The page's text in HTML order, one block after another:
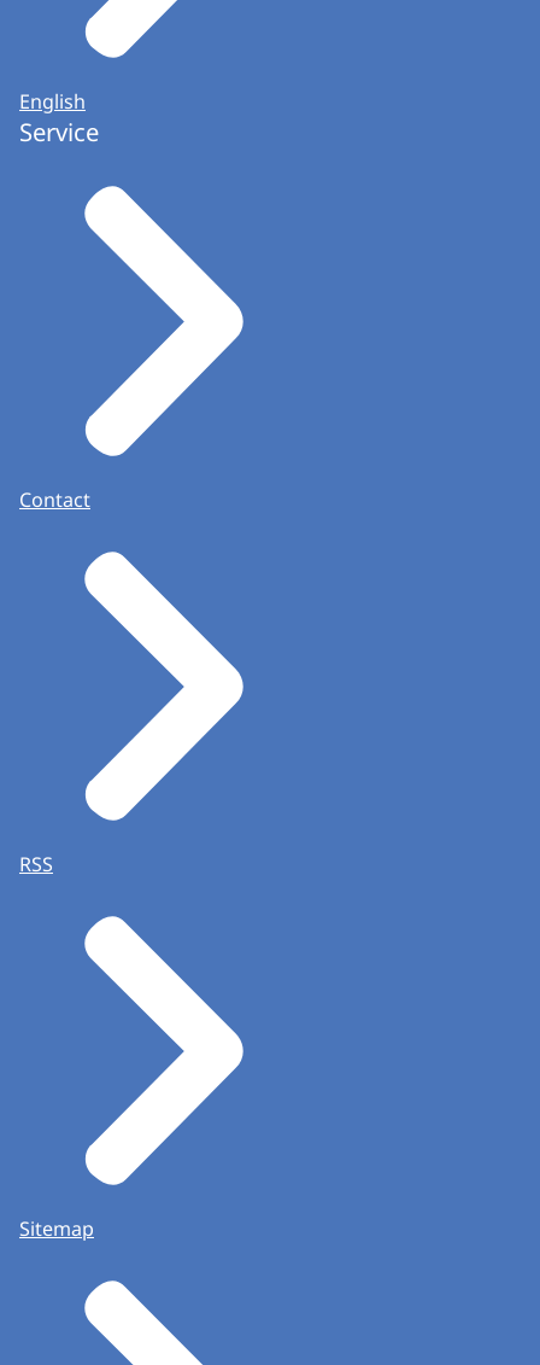
English
Service
Contact
RSS
Sitemap